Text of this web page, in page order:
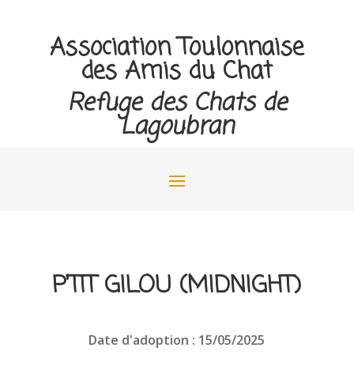
Association Toulonnaise
des Amis du Chat
Refuge des Chats de
Lagoubran
P’TIT GILOU (MIDNIGHT)
Date d'adoption : 15/05/2025